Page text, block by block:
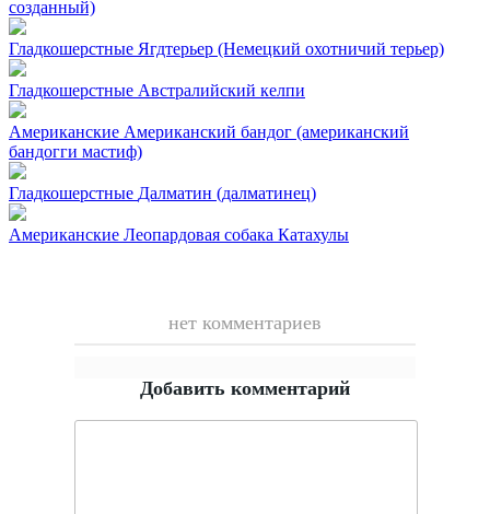
созданный)
Гладкошерстные Ягдтерьер (Немецкий охотничий терьер)
Гладкошерстные Австралийский келпи
Американские Американский бандог (американский
бандогги мастиф)
Гладкошерстные Далматин (далматинец)
Американские Леопардовая собака Катахулы
нет комментариев
Добавить комментарий